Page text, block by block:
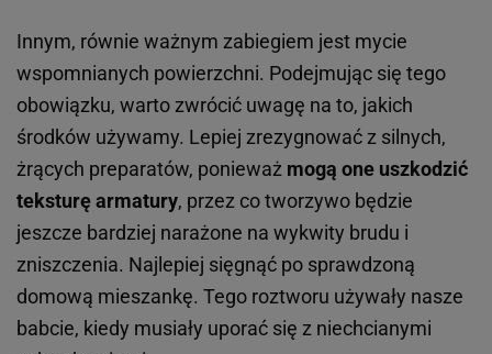
Innym, równie ważnym zabiegiem jest mycie
wspomnianych powierzchni. Podejmując się tego
obowiązku, warto zwrócić uwagę na to, jakich
środków używamy. Lepiej zrezygnować z silnych,
żrących preparatów, ponieważ mogą one uszkodzić
teksturę armatury, przez co tworzywo będzie
jeszcze bardziej narażone na wykwity brudu i
zniszczenia. Najlepiej sięgnąć po sprawdzoną
domową mieszankę. Tego roztworu używały nasze
babcie, kiedy musiały uporać się z niechcianymi